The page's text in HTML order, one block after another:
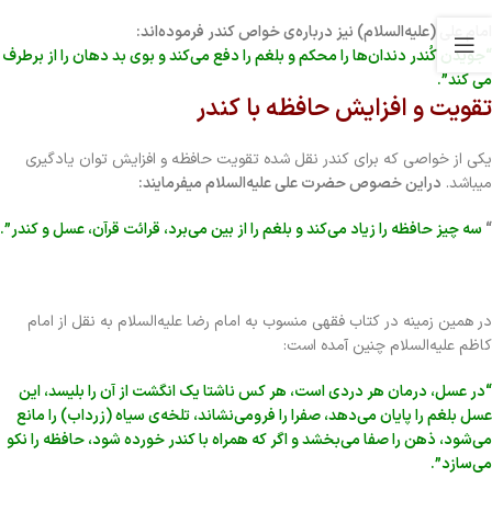
امام علی (علیه‌السلام) نیز درباره‌ی خواص کندر فرموده‌اند:
“جویدن کُندر دندان‌ها را محکم و بلغم را دفع می‌کند و بوی بد دهان را از برطرف
می کند”.
تقویت و افزایش حافظه با کندر
یکی از خواصی که برای کندر نقل شده تقویت حافظه و افزایش توان یادگیری
میباشد. دراین خصوص حضرت علی علیه‌السلام میفرمایند:
“ سه چیز حافظه را زیاد می‌کند و بلغم را از بین می‌برد، قرائت قرآن، عسل و کندر”.
در همین زمینه در کتاب فقهی منسوب به امام رضا علیه‌السلام به نقل از امام
کاظم علیه‌السلام چنین آمده است:
“در عسل، درمان هر دردی است، هر کس ناشتا یک انگشت از آن را بلیسد، این
عسل بلغم را پایان می‌دهد، صفرا را فرومی‌نشاند، تلخه‌ی سیاه (زرداب) را مانع
می‌شود، ذهن را صفا می‌بخشد و اگر که همراه با کندر خورده شود، حافظه را نکو
می‌سازد”.